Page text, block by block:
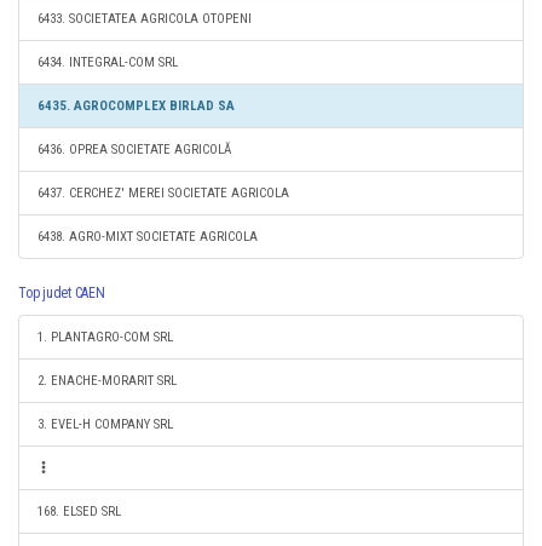
6433. SOCIETATEA AGRICOLA OTOPENI
6434. INTEGRAL-COM SRL
6435. AGROCOMPLEX BIRLAD SA
6436. OPREA SOCIETATE AGRICOLĂ
6437. CERCHEZ' MEREI SOCIETATE AGRICOLA
6438. AGRO-MIXT SOCIETATE AGRICOLA
Top judet CAEN
1. PLANTAGRO-COM SRL
2. ENACHE-MORARIT SRL
3. EVEL-H COMPANY SRL
168. ELSED SRL